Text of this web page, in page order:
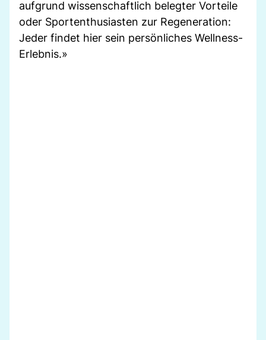
aufgrund wissenschaftlich belegter Vorteile
oder Sportenthusiasten zur Regeneration:
Jeder findet hier sein persönliches Wellness-
Erlebnis.»